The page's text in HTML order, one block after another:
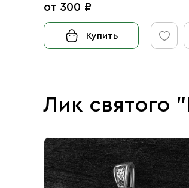
от 300 ₽
Купить
Лик святого